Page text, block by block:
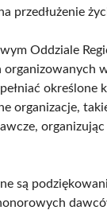
przedłużenie
Oddziale
organizacje,
są